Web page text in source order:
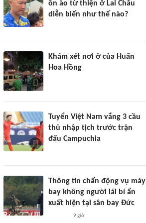
ồn ào từ thiện ở Lai Châu
diễn biến như thế nào?
Khám xét nơi ở của Huấn
Hoa Hồng
Tuyển Việt Nam vắng 3 cầu
thủ nhập tịch trước trận
đấu Campuchia
Thông tin chấn động vụ máy
bay không người lái bí ẩn
xuất hiện tại sân bay Đức
9 giờ